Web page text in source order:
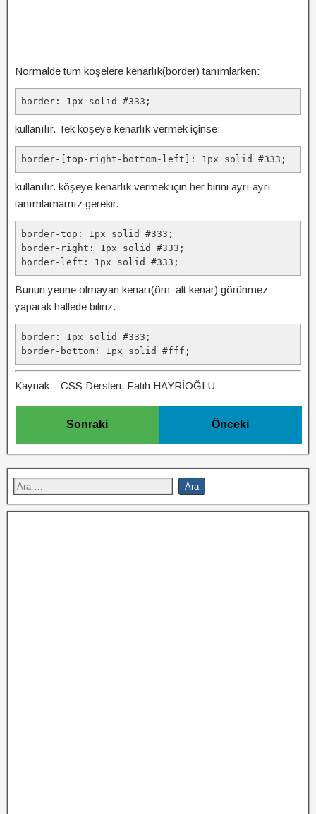
Normalde tüm köşelere kenarlık(border) tanımlarken:
border: 1px solid #333;
kullanılır. Tek köşeye kenarlık vermek içinse:
border-[top-right-bottom-left]: 1px solid #333;
kullanılır. köşeye kenarlık vermek için her birini ayrı ayrı
tanımlamamız gerekir.
border-top: 1px solid #333;
border-right: 1px solid #333;
border-left: 1px solid #333;
Bunun yerine olmayan kenarı(örn: alt kenar) görünmez
yaparak hallede biliriz.
border: 1px solid #333;
border-bottom: 1px solid #fff;
Kaynak : CSS Dersleri, Fatih HAYRİOĞLU
Sonraki Önceki